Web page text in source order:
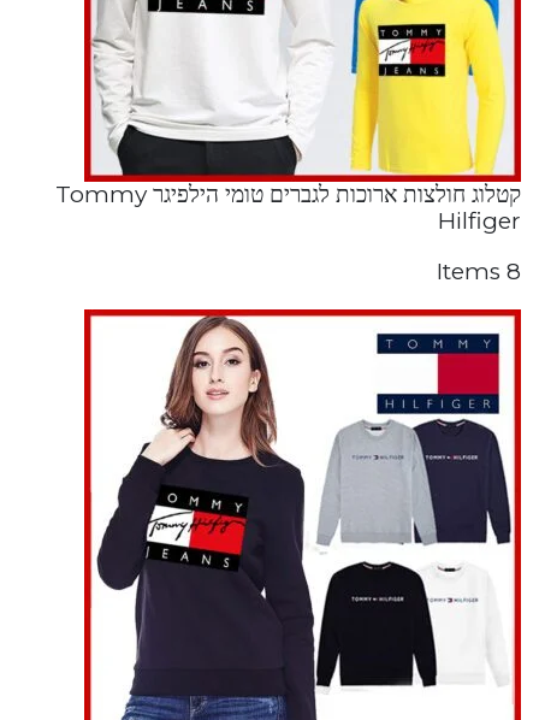
קטלוג חולצות ארוכות לגברים טומי הילפיגר Tommy
Hilfiger
8 Items